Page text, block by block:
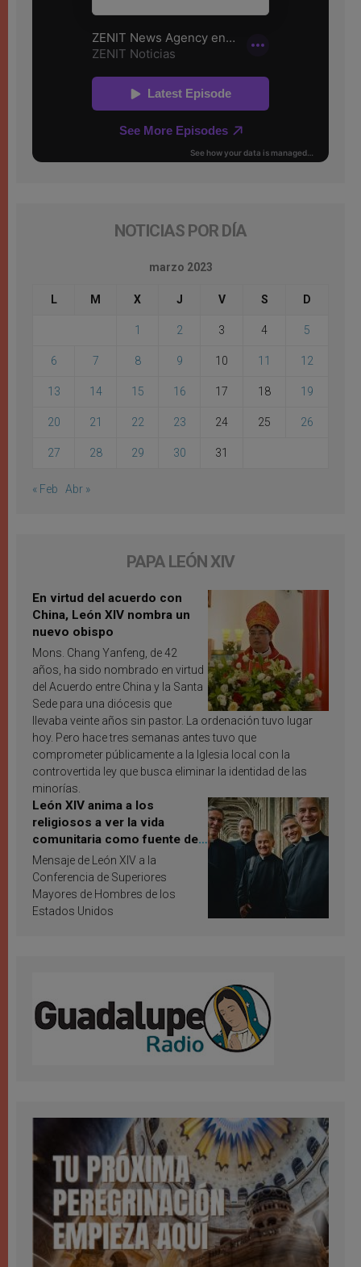
NOTICIAS POR DÍA
marzo 2023
L M X J V S D
1 2 3 4 5
6 7 8 9 10 11 12
13 14 15 16 17 18 19
20 21 22 23 24 25 26
27 28 29 30 31
« Feb Abr »
PAPA LEÓN XIV
En virtud del acuerdo con
China, León XIV nombra un
nuevo obispo
Mons. Chang Yanfeng, de 42
años, ha sido nombrado en virtud
del Acuerdo entre China y la Santa
Sede para una diócesis que
llevaba veinte años sin pastor. La ordenación tuvo lugar
hoy. Pero hace tres semanas antes tuvo que
comprometer públicamente a la Iglesia local con la
controvertida ley que busca eliminar la identidad de las
minorías.
León XIV anima a los
religiosos a ver la vida
comunitaria como fuente de
inspiración y santificación
Mensaje de León XIV a la
Conferencia de Superiores
Mayores de Hombres de los
Estados Unidos